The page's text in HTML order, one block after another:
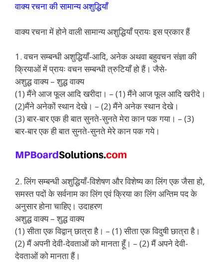
वाक्य रचना की सामान्य अशुद्धियाँ
वाक्य रचना में होने वाली सामान्य अशुद्धियाँ प्रायः इस प्रकार हैं
1. वचन सम्बन्धी अशुद्धियाँ-आदि, अनेक अथवा बहुवचन संज्ञा की
क्रियाओं में प्रायः वचन सम्बन्धी त्रुटियाँ हो हैं। जैसे-
अशुद्ध वाक्य – शुद्ध वाक्य
(1) मैंने आज फूल आदि खरीदा। – (1) मैंने आज फूल आदि खरीदे।
(2)मैंने अनेकों स्थान देखे। – (2) मैंने अनेक स्थान देखे।
(3) बार-बार एक ही बात सुनते-सुनते मेरा कान पक गया। – (3)
बार-बार एक ही बात सुनते-सुनते मेरे कान पक गये।
2. लिंग सम्बन्धी अशुद्धियाँ-विशेषण और विशेष्य का लिंग एक जैसा हो,
समस्त पदों के सर्वनाम का लिंग एवं क्रिया का लिंग अन्तिम पद के
अनुसार होना चाहिए। उदाहरण
अशुद्ध वाक्य – शुद्ध वाक्य
(1) सीता एक विद्वान् छात्रा है। – (1) सीता एक विदुषी छात्रा है।
(2) मैं अपनी देवी-देवताओं को मानता हूँ। – (2) मैं अपने देवी-
देवताओं को मानता हैं।